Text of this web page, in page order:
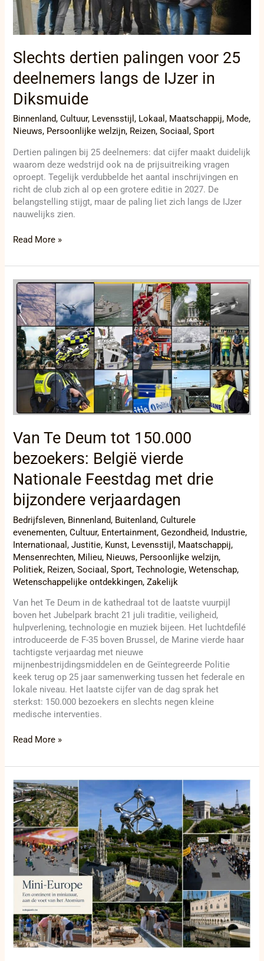
Slechts dertien palingen voor 25
deelnemers langs de IJzer in
Diksmuide
Binnenland,Cultuur, Levensstijl, Lokaal, Maatschappij, Mode,
Nieuws, Persoonlijke welzijn, Reizen,Sociaal,Sport
Dertien palingen bij 25 deelnemers: dat cijfer maakt duidelijk
waarom deze wedstrijd ook na de prijsuitreiking vragen
oproept. Tegelijk verdubbelde het aantal inschrijvingen en
richt de club zich al op een grotere editie in 2027. De
belangstelling stijgt, maar de paling liet zich langs de IJzer
nauwelijks zien.
IJzer
in
Diksmuide
Read More »
Van Te Deum tot 150.000
bezoekers: België vierde
Nationale Feestdag met drie
bijzondere verjaardagen
Bedrijfsleven, Binnenland, Buitenland,Culturele
evenementen,Cultuur, Entertainment,Gezondheid, Industrie,
Internationaal ,Justitie, Kunst, Levensstijl , Maatschappij,
Mensenrechten, Milieu, Nieuws, Persoonlijke welzijn,
Politiek, Reizen,Sociaal ,Sport,Technologie,Wetenschap,
Wetenschappelijke ontdekkingen,Zakelijk
Van het Te Deum in de kathedraal tot de laatste vuurpijl
boven het Jubelpark bracht 21 juli traditie, veiligheid,
hulpverlening, technologie en muziek bijeen. Het luchtdefilé
introduceerde de F-35 boven Brussel, de Marine vierde haar
tachtigste verjaardag met nieuwe
mijnenbestrijdingsmiddelen en de Geïntegreerde Politie
keek terug op 25 jaar samenwerking tussen het federale en
lokale niveau. Het laatste cijfer van de dag sprak het
sterkst: 150.000 bezoekers en slechts negen kleine
medische interventies.
Van
Te
Deum
tot
150.000
bezoekers:
België
vierde
Nationale
Feestdag
bijzondere
verjaardagen
Read More »
Mini-
Europe
(Mini-
Europa)
brengt
28
landen
binnen
één
dag
geeft
duo-
tickets